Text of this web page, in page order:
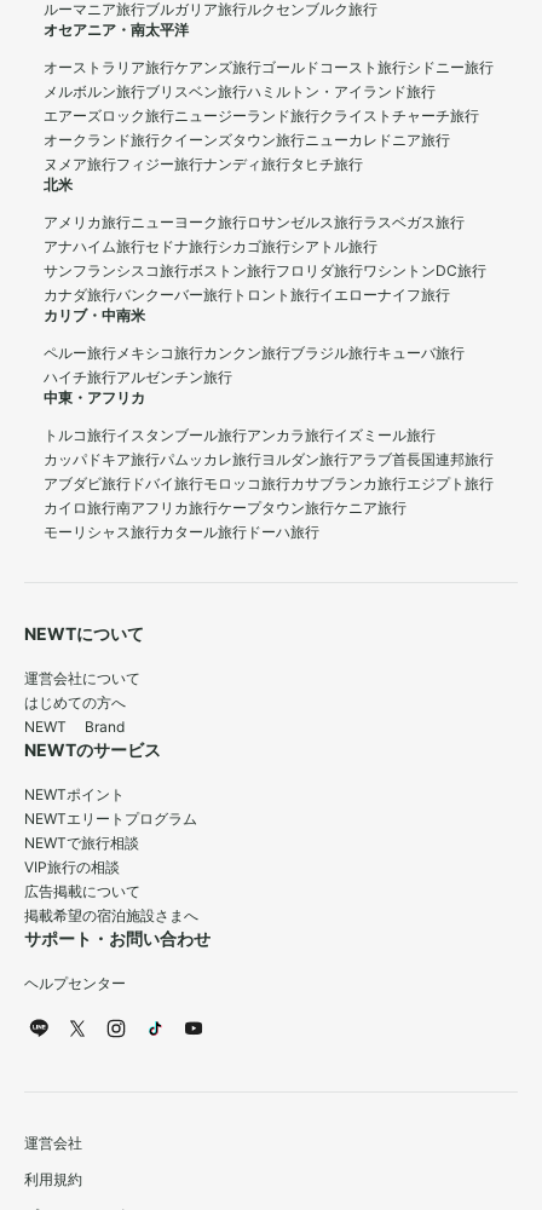
ルーマニア旅行ブルガリア旅行ルクセンブルク旅行
オセアニア・南太平洋
オーストラリア旅行ケアンズ旅行ゴールドコースト旅行シドニー旅行
メルボルン旅行ブリスベン旅行ハミルトン・アイランド旅行
エアーズロック旅行ニュージーランド旅行クライストチャーチ旅行
オークランド旅行クイーンズタウン旅行ニューカレドニア旅行
ヌメア旅行フィジー旅行ナンディ旅行タヒチ旅行
北米
アメリカ旅行ニューヨーク旅行ロサンゼルス旅行ラスベガス旅行
アナハイム旅行セドナ旅行シカゴ旅行シアトル旅行
サンフランシスコ旅行ボストン旅行フロリダ旅行ワシントンDC旅行
カナダ旅行バンクーバー旅行 トロント旅行イエローナイフ旅行
カリブ・中南米
ペルー旅行メキシコ旅行カンクン旅行ブラジル旅行キューバ旅行
ハイチ旅行アルゼンチン旅行
中東・アフリカ
トルコ旅行イスタンブール旅行アンカラ旅行イズミール旅行
カッパドキア旅行パムッカレ旅行ヨルダン旅行アラブ首長国連邦旅行
アブダビ旅行 ドバイ旅行モロッコ旅行カサブランカ旅行エジプト旅行
カイロ旅行南アフリカ旅行ケープタウン旅行ケニア旅行
モーリシャス旅行カタール旅行 ドーハ旅行
NEWTについて
運営会社について
はじめての方へ
NEWT Brand
NEWTのサービス
NEWTポイント
NEWTエリートプログラム
NEWTで旅行相談
VIP旅行の相談
広告掲載について
掲載希望の宿泊施設さまへ
サポート・お問い合わせ
ヘルプセンター
運営会社
利用規約